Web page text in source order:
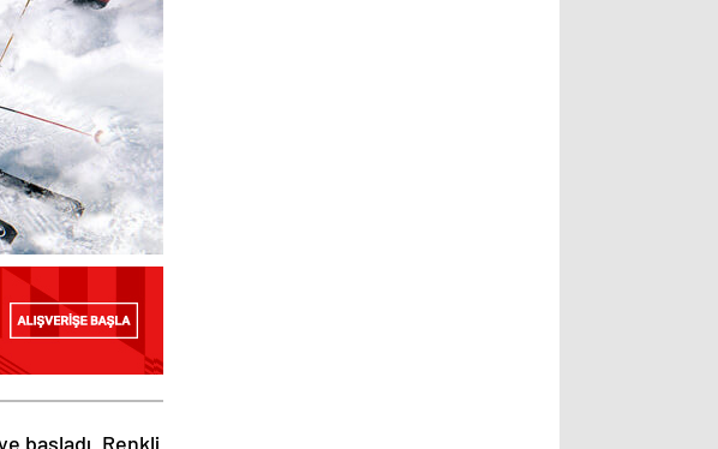
başladı. Renkli